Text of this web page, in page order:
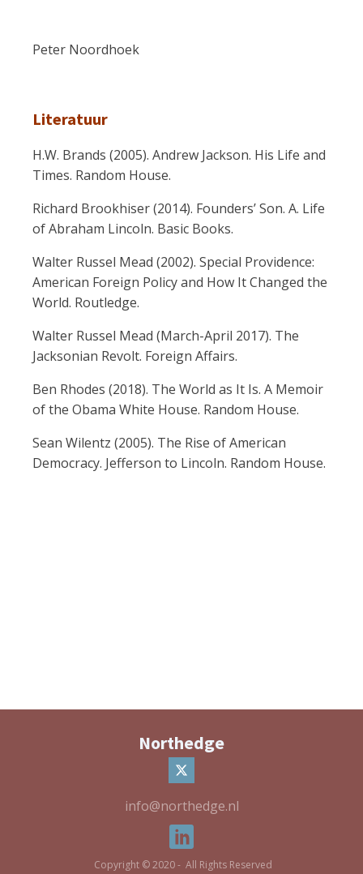
Peter Noordhoek
Literatuur
H.W. Brands (2005). Andrew Jackson. His Life and
Times. Random House.
Richard Brookhiser (2014). Founders’ Son. A. Life
of Abraham Lincoln. Basic Books.
Walter Russel Mead (2002). Special Providence:
American Foreign Policy and How It Changed the
World. Routledge.
Walter Russel Mead (March-April 2017). The
Jacksonian Revolt. Foreign Affairs.
Ben Rhodes (2018). The World as It Is. A Memoir
of the Obama White House. Random House.
Sean Wilentz (2005). The Rise of American
Democracy. Jefferson to Lincoln. Random House.
Northedge
info@northedge.nl
Copyright © 2020 - All Rights Reserved